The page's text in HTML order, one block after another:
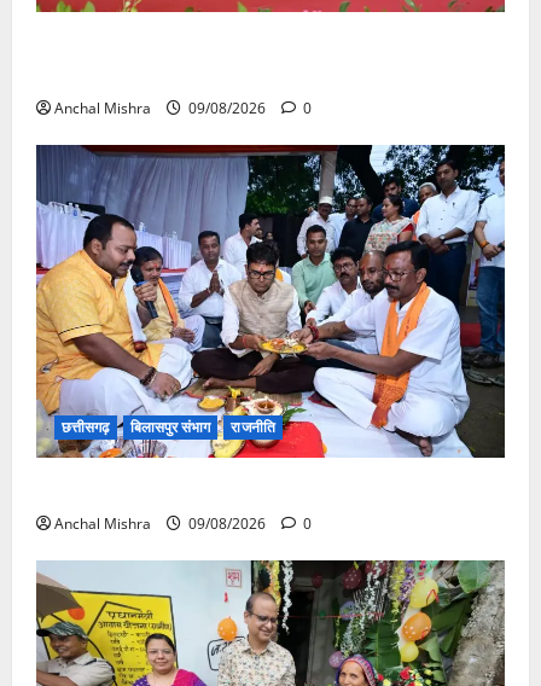
Anchal Mishra 09/08/2026 0
छत्तीसगढ़ बिलासपुर संभाग राजनीति
Anchal Mishra 09/08/2026 0